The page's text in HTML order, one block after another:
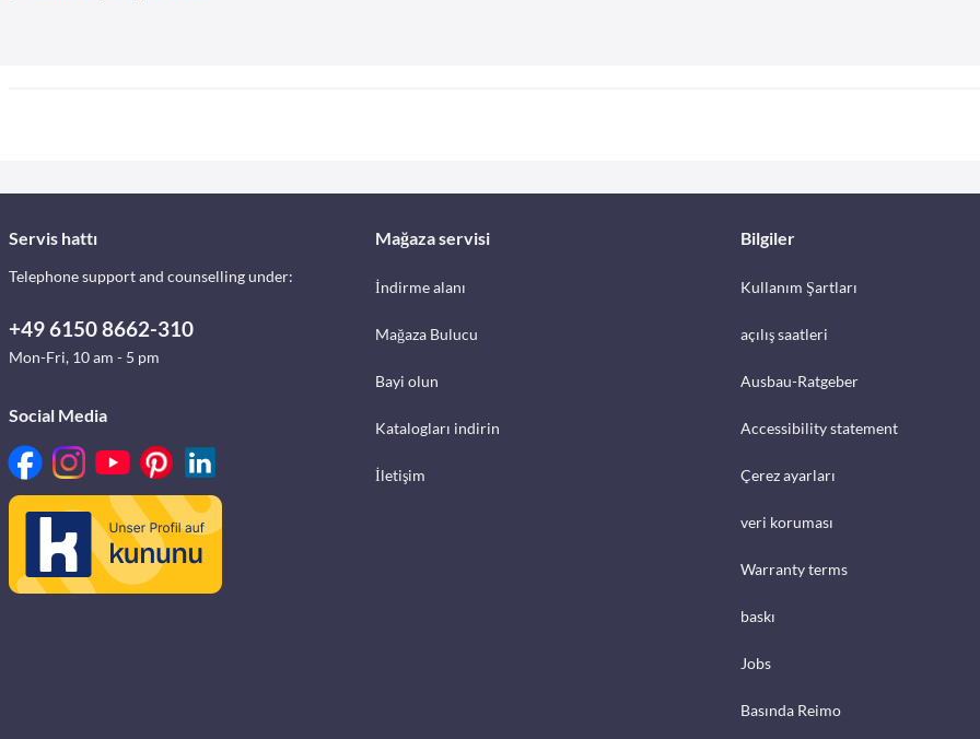
Servis hattı
Telephone support and counselling under:
+49 6150 8662-310
Mon-Fri, 10 am - 5 pm
Social Media
Mağaza servisi
İndirme alanı
Mağaza Bulucu
Bayi olun
Katalogları indirin
İletişim
Bilgiler
Kullanım Şartları
açılış saatleri
Ausbau-Ratgeber
Accessibility statement
Çerez ayarları
veri koruması
Warranty terms
baskı
Jobs
Basında Reimo